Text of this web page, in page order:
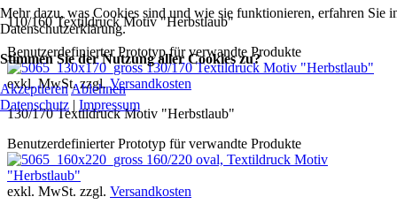
110/160 Textildruck Motiv "Herbstlaub"
Benutzerdefinierter Prototyp für verwandte Produkte
130/170 Textildruck Motiv "Herbstlaub"
exkl. MwSt. zzgl.Versandkosten
130/170 Textildruck Motiv "Herbstlaub"
Benutzerdefinierter Prototyp für verwandte Produkte
160/220 oval, Textildruck Motiv
"Herbstlaub"
exkl. MwSt. zzgl. Versandkosten
Mehr dazu, was Cookies sind und wie sie funktionieren, erfahren Sie
Datenschutzerklärung.
Stimmen Sie der Nutzung aller Cookies zu?
AkzeptierenAblehnen
Datenschutz | Impressum